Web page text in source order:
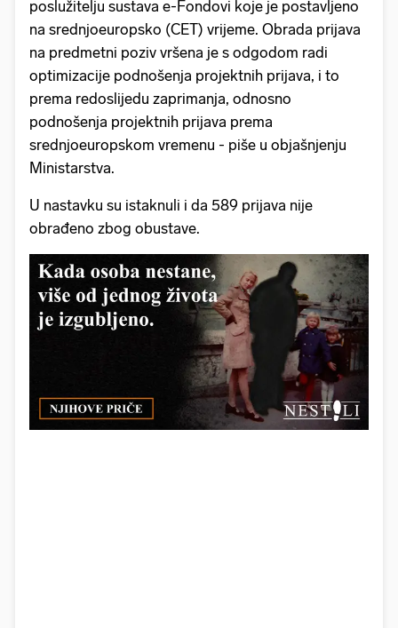
poslužitelju sustava e-Fondovi koje je postavljeno
na srednjoeuropsko (CET) vrijeme. Obrada prijava
na predmetni poziv vršena je s odgodom radi
optimizacije podnošenja projektnih prijava, i to
prema redoslijedu zaprimanja, odnosno
podnošenja projektnih prijava prema
srednjoeuropskom vremenu - piše u objašnjenju
Ministarstva.
U nastavku su istaknuli i da 589 prijava nije
obrađeno zbog obustave.